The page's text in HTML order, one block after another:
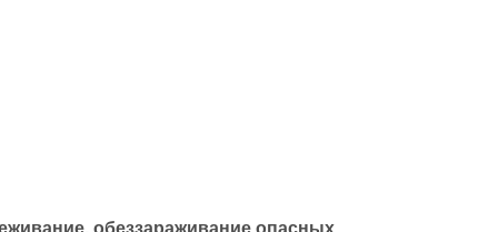
обеззараживание опасных